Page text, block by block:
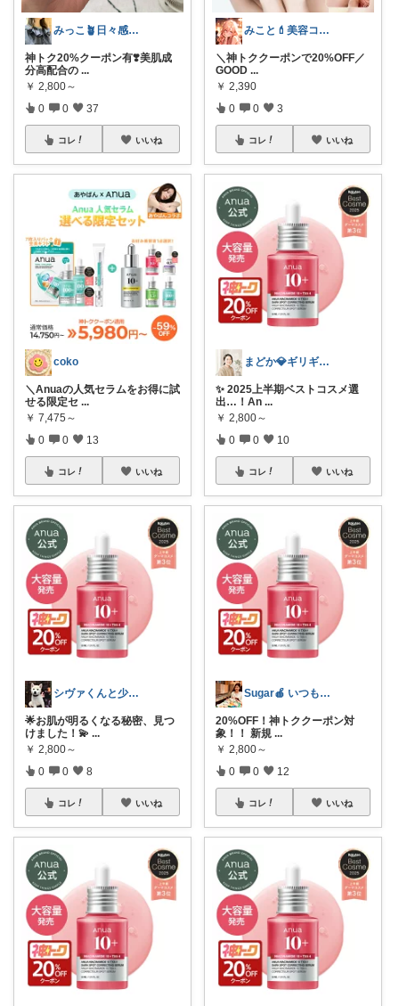
みっこ🪴日々感謝🌷いいね上限🙏
神トク20%クーポン有❣️美肌成
分高配合の ...
￥ 2,800～
0 0 37
コレ いいね
coko
＼Anuaの人気セラムをお得に試
せる限定セ ...
￥ 7,475～
0 0 13
コレ いいね
シヴァくんと少佐のROOM
🌟お肌が明るくなる秘密、見つ
けました！💫 ...
￥ 2,800～
0 0 8
コレ いいね
みこと💄美容コスメ＆丁寧な暮らし
＼神トククーポンで20%OFF／
GOOD ...
￥ 2,390
0 0 3
コレ いいね
まどか💎ギリギリアラサーOL
✨ 2025上半期ベストコスメ選
出…！An ...
￥ 2,800～
0 0 10
コレ いいね
Sugar🍎 いつもの毎日を気分良く♡
20%OFF！神トククーポン対
象！！ 新規 ...
￥ 2,800～
0 0 12
コレ いいね